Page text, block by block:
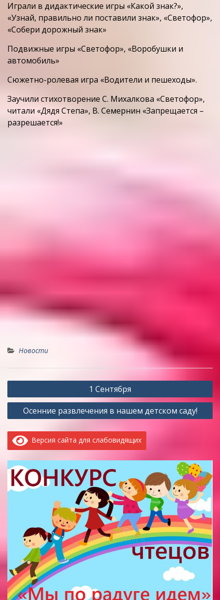
Играли в дидактические игры «Какой знак?»,
«Узнай, правильно ли поставили знак», «Светофор»,
«Собери дорожный знак»
Подвижные игры «Светофор», «Воробушки и
автомобиль»
Сюжетно-ролевая игра «Водители и пешеходы».
Заучили стихотворение С. Михалкова «Светофор»,
читали «Дядя Степа», В. Семернин «Запрещается –
разрешается!»
Новости
Навигация
по
записям
1 Сентября
Осенние развлечения в нашем детском саду!
Версия сайта для слабовидящих